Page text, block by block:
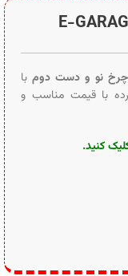
چرخ نو و دست دوم با
با قیمت مناسب و